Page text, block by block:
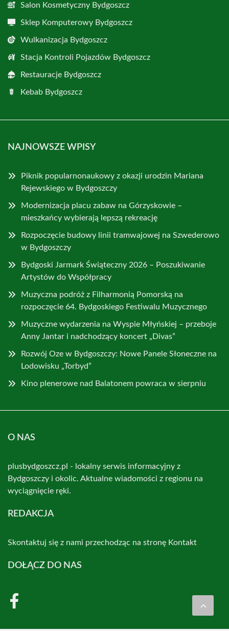
Salon Kosmetyczny Bydgoszcz
Sklep Komputerowy Bydgoszcz
Wulkanizacja Bydgoszcz
Stacja Kontroli Pojazdów Bydgoszcz
Restauracje Bydgoszcz
Kebab Bydgoszcz
NAJNOWSZE WPISY
Piknik popularnonaukowy z okazji urodzin Mariana
Rejewskiego w Bydgoszczy
Modernizacja placu zabaw na Górzyskowie –
mieszkańcy wybierają lepszą rekreację
Rozpoczęcie budowy linii tramwajowej na Szwederowo
w Bydgoszczy
Bydgoski Jarmark Świąteczny 2026 – Poszukiwanie
Artystów do Współpracy
Muzyczna podróż z Filharmonią Pomorską na
rozpoczęcie 64. Bydgoskiego Festiwalu Muzycznego
Muzyczne wydarzenia na Wyspie Młyńskiej – przeboje
Anny Jantar i nadchodzący koncert „Divas”
Rozwój Oze w Bydgoszczy: Nowe Panele Słoneczne na
Lodowisku „Torbyd”
Kino plenerowe nad Balatonem powraca w sierpniu
O NAS
plusbydgoszcz.pl - lokalny serwis informacyjny z
Bydgoszczy i okolic. Aktualne wiadomości z regionu na
wyciągnięcie ręki.
REDAKCJA
Skontaktuj się z nami przechodząc na stronę Kontakt
DOŁĄCZ DO NAS